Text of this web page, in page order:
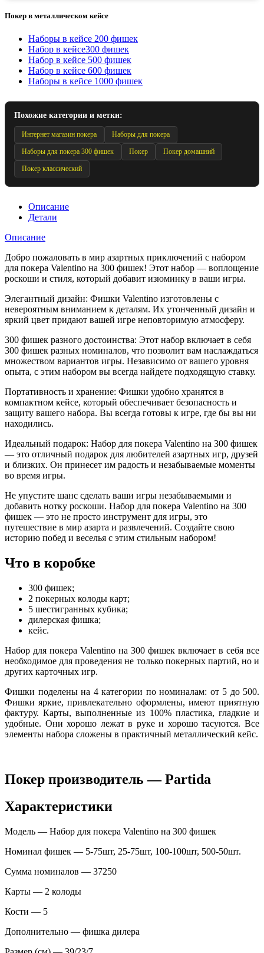
Покер в металлическом кейсе
Наборы в кейсе 200 фишек
Набор в кейсе300 фишек
Набор в кейсе 500 фишек
Набор в кейсе 600 фишек
Наборы в кейсе 1000 фишек
Похожие категории и метки:
Интернет магазин покера Наборы для покера
Наборы для покера 300 фишек Покер Покер домашний
Покер классический
Описание
Детали
Описание
Добро пожаловать в мир азартных приключений с набором
для покера Valentino на 300 фишек! Этот набор — воплощение
роскоши и стиля, который добавит изюминку в ваши игры.
Элегантный дизайн: Фишки Valentino изготовлены с
невероятным вниманием к деталям. Их утонченный дизайн и
яркий цвет придают вашей игре неповторимую атмосферу.
300 фишек разного достоинства: Этот набор включает в себя
300 фишек разных номиналов, что позволит вам наслаждаться
множеством вариантов игры. Независимо от вашего уровня
опыта, с этим набором вы всегда найдете подходящую ставку.
Портативность и хранение: Фишки удобно хранятся в
компактном кейсе, который обеспечивает безопасность и
защиту вашего набора. Вы всегда готовы к игре, где бы вы ни
находились.
Идеальный подарок: Набор для покера Valentino на 300 фишек
— это отличный подарок для любителей азартных игр, друзей
и близких. Он принесет им радость и незабываемые моменты
во время игры.
Не упустите шанс сделать ваши игры незабываемыми и
добавить нотку роскоши. Набор для покера Valentino на 300
фишек — это не просто инструмент для игры, это
путешествие в мир азарта и развлечений. Создайте свою
историю побед и веселья с этим стильным набором!
Что в коробке
300 фишек;
2 покерных колоды карт;
5 шестигранных кубика;
дилерская фишка;
кейс.
Набор для покера Valentino на 300 фишек включает в себя все
необходимое для проведения не только покерных партий, но и
других карточных игр.
Фишки поделены на 4 категории по номиналам: от 5 до 500.
Фишки яркие, привлекательно оформлены, имеют приятную
фактуру. Карты, выполненные из 100% пластика, гладкие и
удобные. Они хорошо лежат в руке и хорошо тасуются. Все
элементы набора сложены в практичный металлический кейс.
Покер производитель — Partida
Характеристики
Модель — Набор для покера Valentino на 300 фишек
Номинал фишек — 5-75шт, 25-75шт, 100-100шт, 500-50шт.
Сумма номиналов — 37250
Карты — 2 колоды
Кости — 5
Дополнительно — фишка дилера